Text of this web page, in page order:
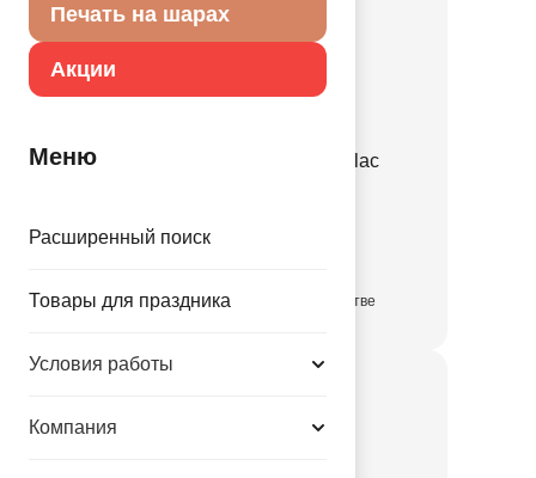
Печать на шарах
Акции
Меню
Расширенный поиск
Товары для праздника
Условия работы
Компания
Е 12" Пастель Retro Lilac
в достаточном количестве